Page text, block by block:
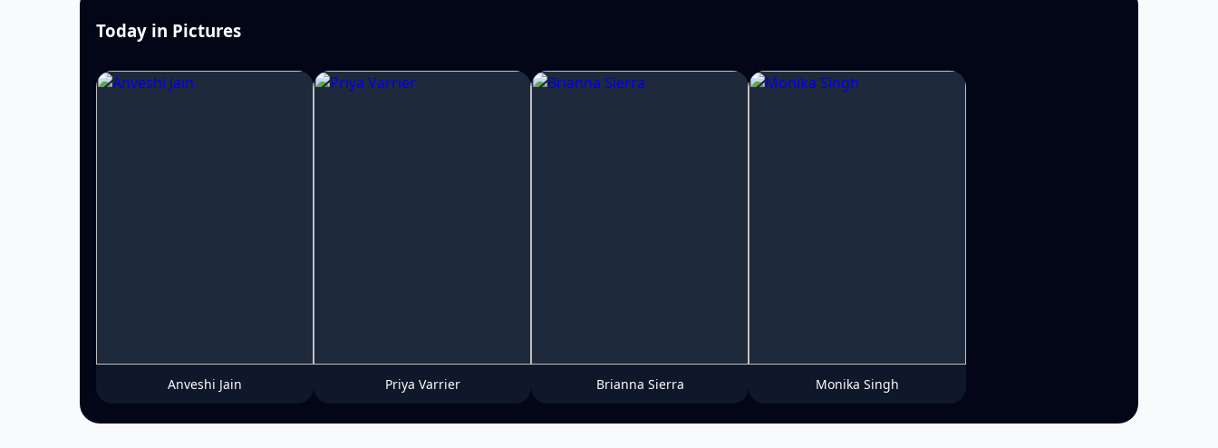
Today in Pictures
Anveshi Jain Priya Varrier Brianna Sierra Monika Singh